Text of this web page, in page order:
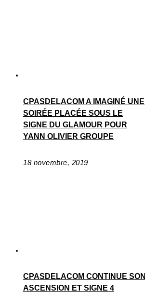
CPASDELACOM A IMAGINÉ UNE
SOIRÉE PLACÉE SOUS LE
SIGNE DU GLAMOUR POUR
YANN OLIVIER GROUPE
18 novembre, 2019
CPASDELACOM CONTINUE SON
ASCENSION ET SIGNE 4